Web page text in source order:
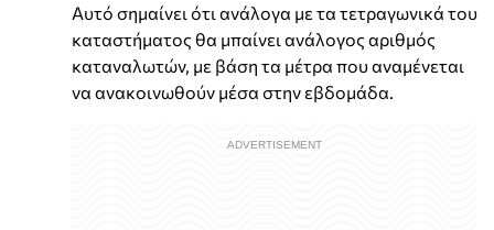
Αυτό σημαίνει ότι ανάλογα με τα τετραγωνικά του
καταστήματος θα μπαίνει ανάλογος αριθμός
καταναλωτών, με βάση τα μέτρα που αναμένεται
να ανακοινωθούν μέσα στην εβδομάδα.